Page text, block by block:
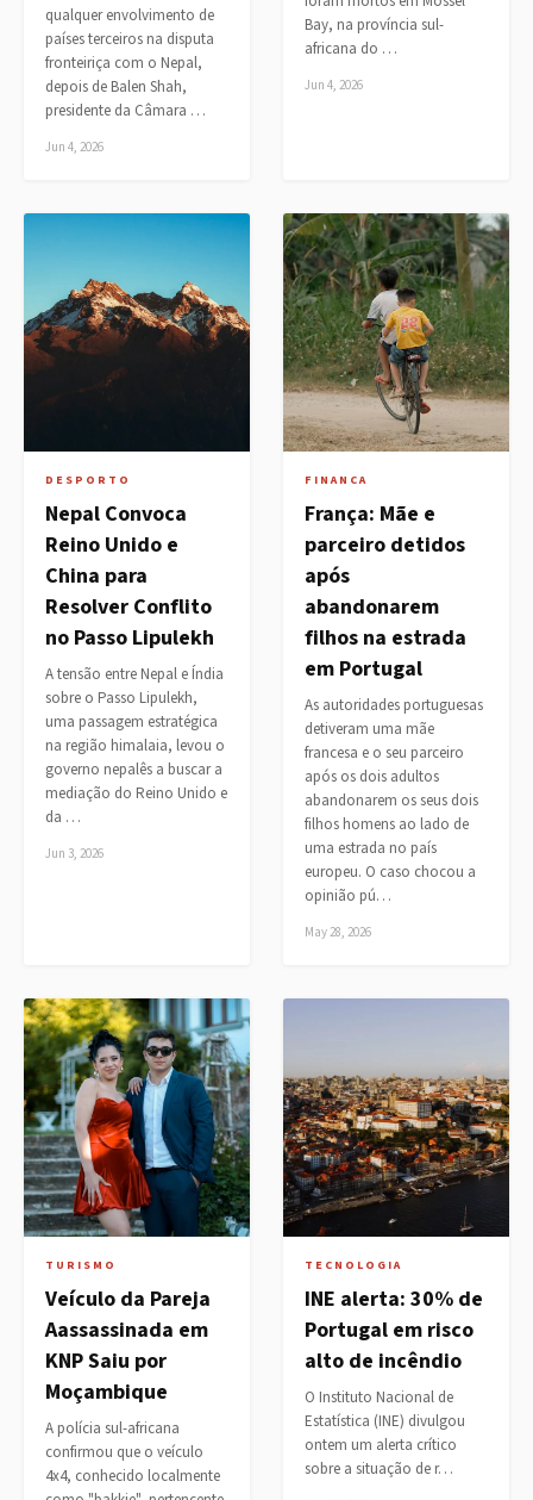
qualquer envolvimento de
países terceiros na disputa
fronteiriça com o Nepal,
depois de Balen Shah,
presidente da Câmara …
Jun 4, 2026
Bay, na província sul-
africana do …
Jun 4, 2026
DESPORTO
Nepal Convoca
Reino Unido e
China para
Resolver Conflito
no Passo Lipulekh
A tensão entre Nepal e Índia
sobre o Passo Lipulekh,
uma passagem estratégica
na região himalaia, levou o
governo nepalês a buscar a
mediação do Reino Unido e
da …
Jun 3, 2026
FINANCA
França: Mãe e
parceiro detidos
após
abandonarem
filhos na estrada
em Portugal
As autoridades portuguesas
detiveram uma mãe
francesa e o seu parceiro
após os dois adultos
abandonarem os seus dois
filhos homens ao lado de
uma estrada no país
europeu. O caso chocou a
opinião pú…
May 28, 2026
TURISMO
Veículo da Pareja
Aassassinada em
KNP Saiu por
Moçambique
A polícia sul-africana
confirmou que o veículo
4x4, conhecido localmente
TECNOLOGIA
INE alerta: 30% de
Portugal em risco
alto de incêndio
O Instituto Nacional de
Estatística (INE) divulgou
ontem um alerta crítico
sobre a situação de r…